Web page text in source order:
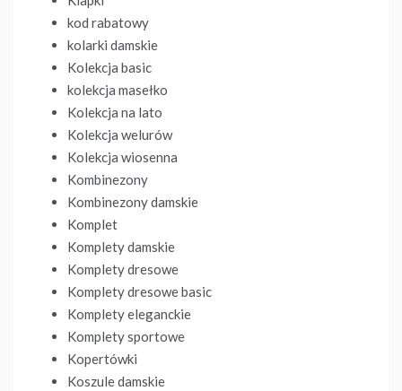
kod rabatowy
kolarki damskie
Kolekcja basic
kolekcja masełko
Kolekcja na lato
Kolekcja welurów
Kolekcja wiosenna
Kombinezony
Kombinezony damskie
Komplet
Komplety damskie
Komplety dresowe
Komplety dresowe basic
Komplety eleganckie
Komplety sportowe
Kopertówki
Koszule damskie